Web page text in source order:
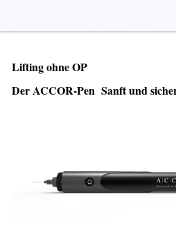
Lifting ohne OP
Der ACCOR-Pen Sanft und